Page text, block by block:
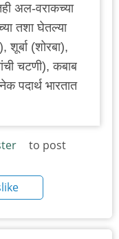
अल-वराकच्या
तशा घेतल्या
शूर्बा (शोरबा),
चटणी), कबाब
पदार्थ भारतात
to post